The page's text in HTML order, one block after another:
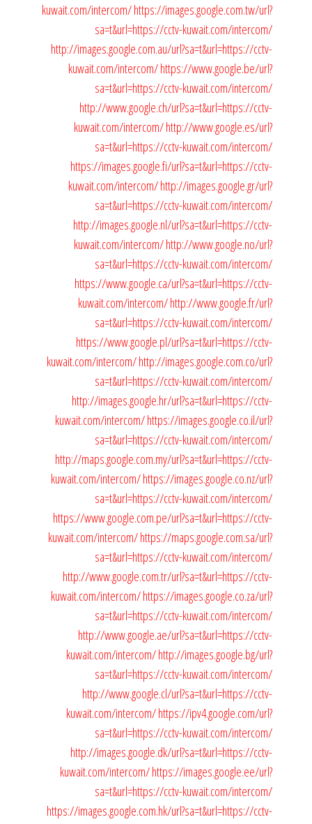
kuwait.com/intercom/https://images.google.com.tw/url?
sa=t&url=https://cctv-kuwait.com/intercom/
http://images.google.com.au/url?sa=t&url=https://cctv-
kuwait.com/intercom/https://www.google.be/url?
sa=t&url=https://cctv-kuwait.com/intercom/
http://www.google.ch/url?sa=t&url=https://cctv-
kuwait.com/intercom/http://www.google.es/url?
sa=t&url=https://cctv-kuwait.com/intercom/
https://images.google.fi/url?sa=t&url=https://cctv-
kuwait.com/intercom/http://images.google.gr/url?
sa=t&url=https://cctv-kuwait.com/intercom/
http://images.google.nl/url?sa=t&url=https://cctv-
kuwait.com/intercom/http://www.google.no/url?
sa=t&url=https://cctv-kuwait.com/intercom/
https://www.google.ca/url?sa=t&url=https://cctv-
kuwait.com/intercom/http://www.google.fr/url?
sa=t&url=https://cctv-kuwait.com/intercom/
https://www.google.pl/url?sa=t&url=https://cctv-
kuwait.com/intercom/http://images.google.com.co/url?
sa=t&url=https://cctv-kuwait.com/intercom/
http://images.google.hr/url?sa=t&url=https://cctv-
kuwait.com/intercom/https://images.google.co.il/url?
sa=t&url=https://cctv-kuwait.com/intercom/
http://maps.google.com.my/url?sa=t&url=https://cctv-
kuwait.com/intercom/https://images.google.co.nz/url?
sa=t&url=https://cctv-kuwait.com/intercom/
https://www.google.com.pe/url?sa=t&url=https://cctv-
kuwait.com/intercom/https://maps.google.com.sa/url?
sa=t&url=https://cctv-kuwait.com/intercom/
http://www.google.com.tr/url?sa=t&url=https://cctv-
kuwait.com/intercom/https://images.google.co.za/url?
sa=t&url=https://cctv-kuwait.com/intercom/
http://www.google.ae/url?sa=t&url=https://cctv-
kuwait.com/intercom/http://images.google.bg/url?
sa=t&url=https://cctv-kuwait.com/intercom/
http://www.google.cl/url?sa=t&url=https://cctv-
kuwait.com/intercom/https://ipv4.google.com/url?
sa=t&url=https://cctv-kuwait.com/intercom/
http://images.google.dk/url?sa=t&url=https://cctv-
kuwait.com/intercom/https://images.google.ee/url?
sa=t&url=https://cctv-kuwait.com/intercom/
https://images.google.com.hk/url?sa=t&url=https://cctv-